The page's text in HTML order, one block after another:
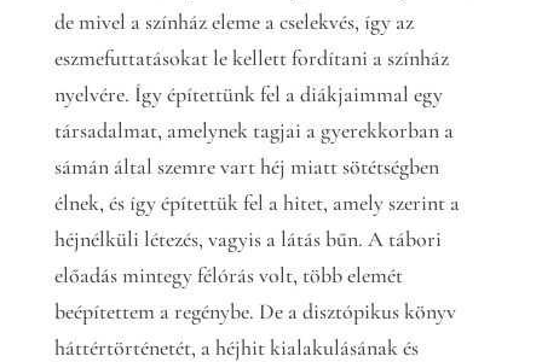
de mivel a színház eleme a cselekvés, így az
eszmefuttatásokat le kellett fordítani a színház
nyelvére. Így építettünk fel a diákjaimmal egy
társadalmat, amelynek tagjai a gyerekkorban a
sámán által szemre vart héj miatt sötétségben
élnek, és így építettük fel a hitet, amely szerint a
héjnélküli létezés, vagyis a látás bűn. A tábori
előadás mintegy félórás volt, több elemét
beépítettem a regénybe. De a disztópikus könyv
háttértörténetét, a héjhit kialakulásának és